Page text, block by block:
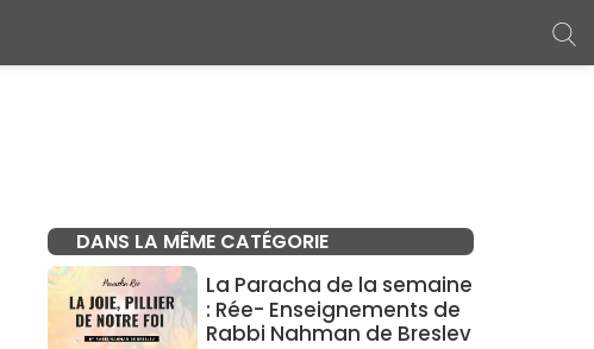
DANS LA MÊME CATÉGORIE
La Paracha de la semaine
: Rée- Enseignements de
Rabbi Nahman de Breslev